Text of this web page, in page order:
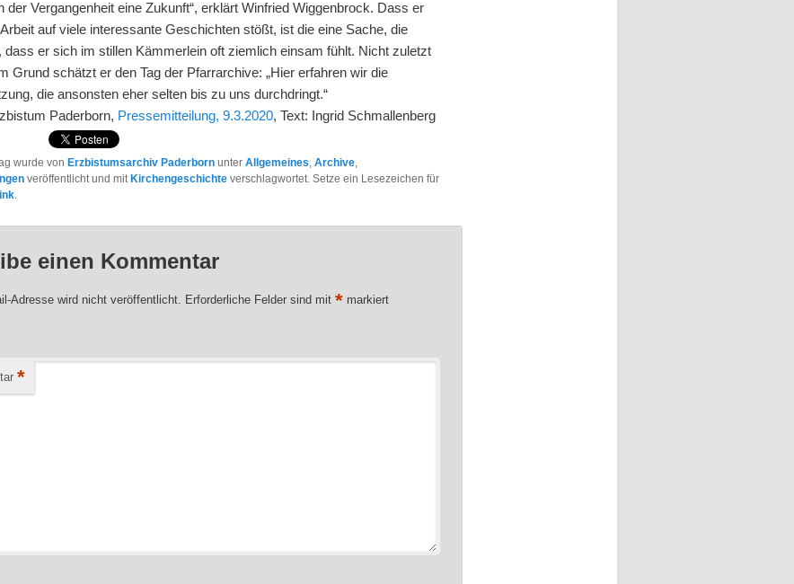
der Vergangenheit eine Zukunft“, erklärt Winfried Wiggenbrock. Dass er
auf viele interessante Geschichten stößt, ist die eine Sache, die
dass er sich im stillen Kämmerlein oft ziemlich einsam fühlt. Nicht zuletzt
Grund schätzt er den Tag der Pfarrarchive: „Hier erfahren wir die
die ansonsten eher selten bis zu uns durchdringt.“
Paderborn, Pressemitteilung, 9.3.2020, Text: Ingrid Schmallenberg
wurde von Erzbistumsarchiv Paderborn unterAllgemeines,Archive,
veröffentlicht und mit Kirchengeschichte verschlagwortet. Setze ein Lesezeichen für
.
einen Kommentar
Adresse wird nicht veröffentlicht. Erforderliche Felder sind mit* markiert
*